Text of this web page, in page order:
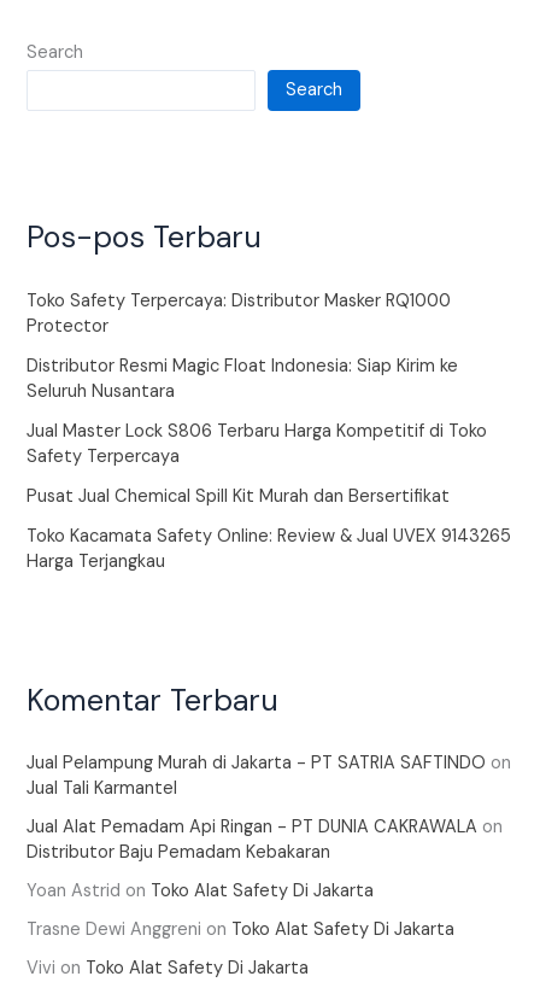
Search
Search
Pos-pos Terbaru
Toko Safety Terpercaya: Distributor Masker RQ1000
Protector
Distributor Resmi Magic Float Indonesia: Siap Kirim ke
Seluruh Nusantara
Jual Master Lock S806 Terbaru Harga Kompetitif di Toko
Safety Terpercaya
Pusat Jual Chemical Spill Kit Murah dan Bersertifikat
Toko Kacamata Safety Online: Review & Jual UVEX 9143265
Harga Terjangkau
Komentar Terbaru
Jual Pelampung Murah di Jakarta - PT SATRIA SAFTINDO on
Jual Tali Karmantel
Jual Alat Pemadam Api Ringan - PT DUNIA CAKRAWALA on
Distributor Baju Pemadam Kebakaran
Yoan Astrid on Toko Alat Safety Di Jakarta
Trasne Dewi Anggreni on Toko Alat Safety Di Jakarta
Vivi on Toko Alat Safety Di Jakarta